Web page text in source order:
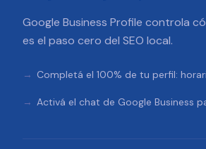
Google Business Profile controla
es el paso cero del SEO local.
Completá el 100% de tu perfil:
Activá el chat de Google Business